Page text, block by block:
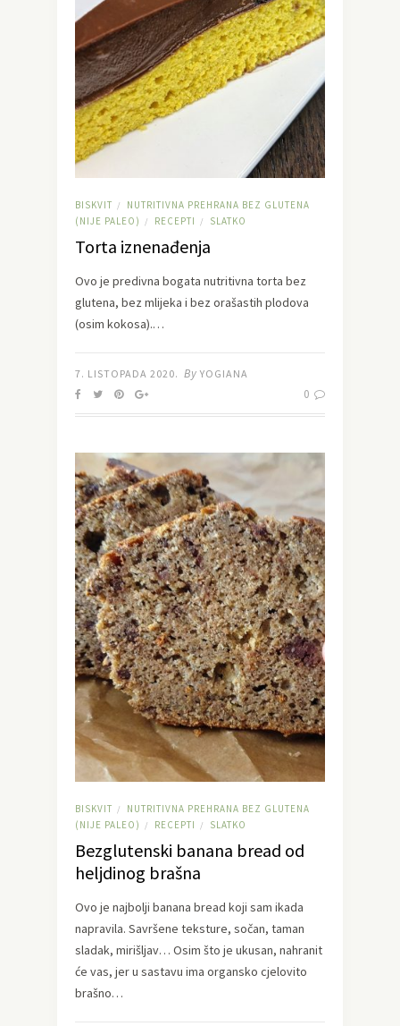
BISKVIT /
NUTRITIVNA PREHRANA BEZ GLUTENA
(NIJE PALEO)
/ RECEPTI / SLATKO
Torta iznenađenja
Ovo je predivna bogata nutritivna torta bez
glutena, bez mlijeka i bez orašastih plodova
(osim kokosa).…
7. LISTOPADA 2020. By YOGIANA
0
BISKVIT /
NUTRITIVNA PREHRANA BEZ GLUTENA
(NIJE PALEO)
/ RECEPTI / SLATKO
Bezglutenski banana bread od
heljdinog brašna
Ovo je najbolji banana bread koji sam ikada
napravila. Savršene teksture, sočan, taman
sladak, mirišljav… Osim što je ukusan, nahranit
će vas, jer u sastavu ima organsko cjelovito
brašno…